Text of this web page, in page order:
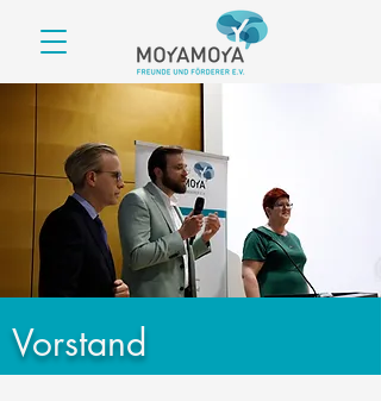
Vorstand